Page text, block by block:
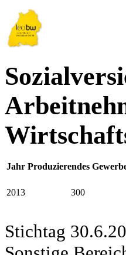
Jahr Produzierendes
2013
300
Stichtag